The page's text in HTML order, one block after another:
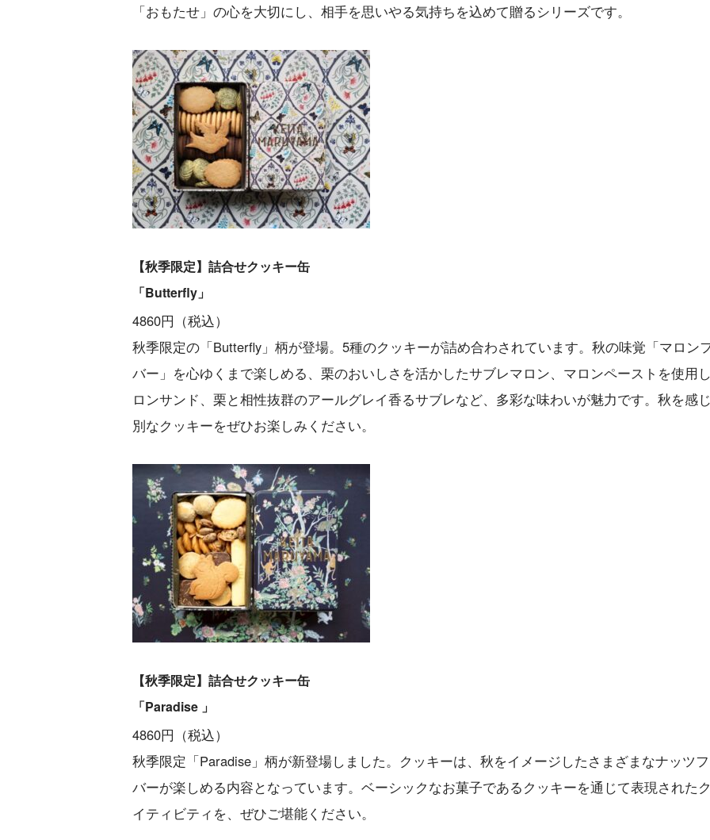
「おもたせ」の心を大切にし、相手を思いやる気持ちを込めて贈るシリーズです。
【秋季限定】詰合せクッキー缶
「Butterfly」
4860円（税込）
秋季限定の「Butterfly」柄が登場。5種のクッキーが詰め合わされています。秋の味覚「マロン
バー」を心ゆくまで楽しめる、栗のおいしさを活かしたサブレマロン、マロンペーストを使用
ロンサンド、栗と相性抜群のアールグレイ香るサブレなど、多彩な味わいが魅力です。秋を感
別なクッキーをぜひお楽しみください。
【秋季限定】詰合せクッキー缶
「Paradise 」
4860円（税込）
秋季限定「Paradise」柄が新登場しました。クッキーは、秋をイメージしたさまざまなナッツ
バーが楽しめる内容となっています。ベーシックなお菓子であるクッキーを通じて表現された
イティビティを、ぜひご堪能ください。